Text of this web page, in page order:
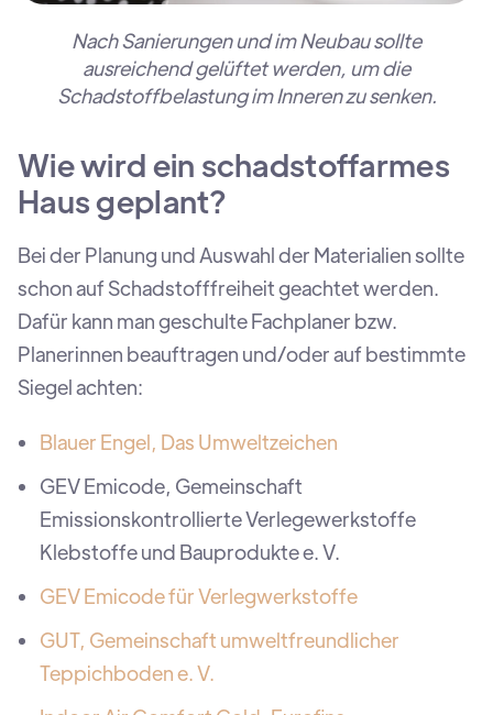
Nach Sanierungen und im Neubau sollte
ausreichend gelüftet werden, um die
Schadstoffbelastung im Inneren zu senken.
Wie wird ein schadstoffarmes
Haus geplant?
Bei der Planung und Auswahl der Materialien sollte
schon auf Schadstofffreiheit geachtet werden.
Dafür kann man geschulte Fachplaner bzw.
Planerinnen beauftragen und/oder auf bestimmte
Siegel achten:
Blauer Engel, Das Umweltzeichen
GEV Emicode, Gemeinschaft
Emissionskontrollierte Verlegewerkstoffe
Klebstoffe und Bauprodukte e. V.
GEV Emicode für Verlegwerkstoffe
GUT, Gemeinschaft umweltfreundlicher
Teppichboden e. V.